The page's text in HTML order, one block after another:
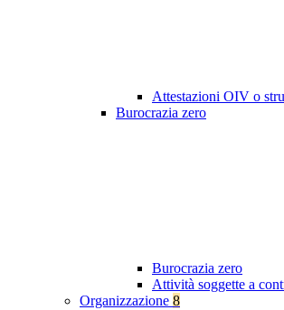
Attestazioni OIV o
Burocrazia zero
Burocrazia zero
Attività soggette a
Organizzazione 8